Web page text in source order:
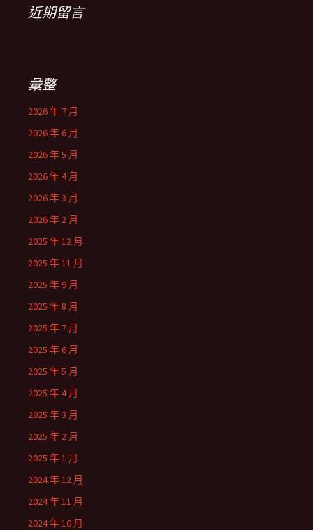
近期留言
彙整
2026 年 7 月
2026 年 6 月
2026 年 5 月
2026 年 4 月
2026 年 3 月
2026 年 2 月
2025 年 12 月
2025 年 11 月
2025 年 9 月
2025 年 8 月
2025 年 7 月
2025 年 6 月
2025 年 5 月
2025 年 4 月
2025 年 3 月
2025 年 2 月
2025 年 1 月
2024 年 12 月
2024 年 11 月
2024 年 10 月